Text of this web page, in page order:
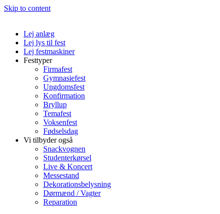
Skip to content
Lej anlæg
Lej lys til fest
Lej festmaskiner
Festtyper
Firmafest
Gymnasiefest
Ungdomsfest
Konfirmation
Bryllup
Temafest
Voksenfest
Fødselsdag
Vi tilbyder også
Snackvognen
Studenterkørsel
Live & Koncert
Messestand
Dekorationsbelysning
Dørmænd / Vagter
Reparation